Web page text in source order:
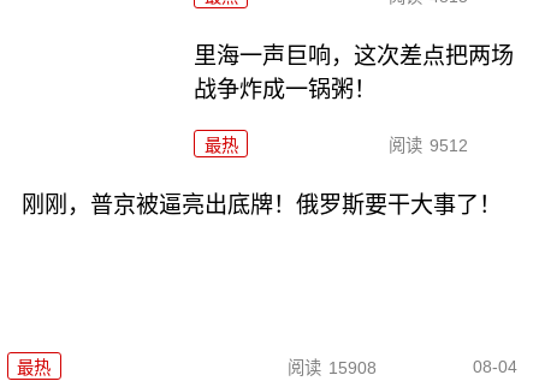
里海一声巨响，这次差点把两场
战争炸成一锅粥！
最热 阅读 9512
刚刚，普京被逼亮出底牌！俄罗斯要干大事了！
最热 阅读 15908 08-04